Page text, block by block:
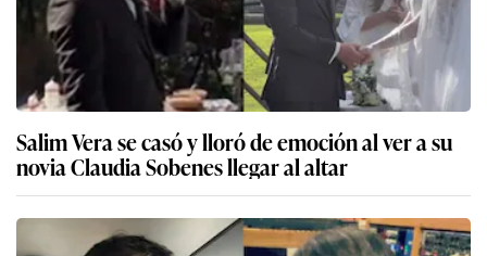
Salim Vera se casó y lloró de emoción al ver a su
novia Claudia Sobenes llegar al altar